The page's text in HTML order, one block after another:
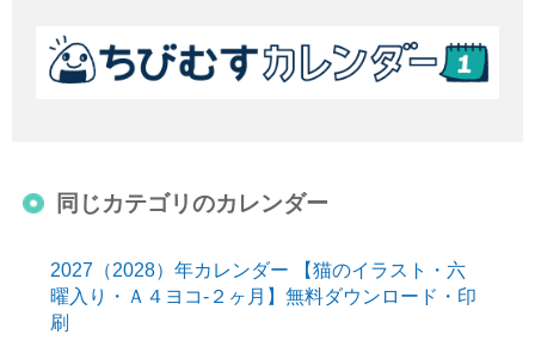
同じカテゴリのカレンダー
2027（2028）年カレンダー 【猫のイラスト・六
曜入り・Ａ４ヨコ-２ヶ月】無料ダウンロード・印
刷